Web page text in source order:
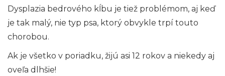
Dysplazia bedrového kĺbu je tiež problémom, aj keď
je tak malý, nie typ psa, ktorý obvykle trpí touto
chorobou.
Ak je všetko v poriadku, žijú asi 12 rokov a niekedy aj
oveľa dlhšie!